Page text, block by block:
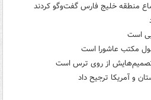
منطقه خلیج فارس گفت‌وگو کردند
است
مکتب عاشورا است
تصمیم‌هایش از روی ترس است
و آمریکا ترجیح داد